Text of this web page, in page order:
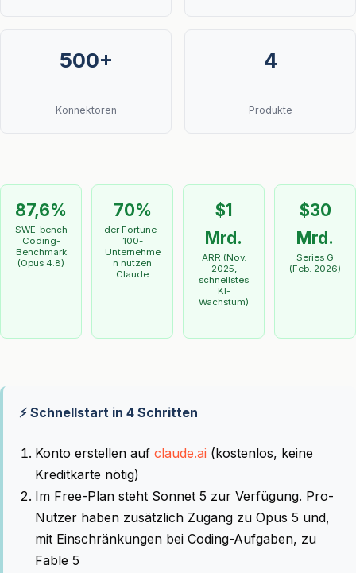
500+
Konnektoren
4
Produkte
87,6%
SWE-bench
Coding-
Benchmark
(Opus 4.8)
70%
der Fortune-
100-
Unternehme
n nutzen
Claude
$1
Mrd.
ARR (Nov.
2025,
schnellstes
KI-
Wachstum)
$30
Mrd.
Series G
(Feb. 2026)
⚡ Schnellstart in 4 Schritten
Konto erstellen auf claude.ai (kostenlos, keine
Kreditkarte nötig)
Im Free-Plan steht Sonnet 5 zur Verfügung. Pro-
Nutzer haben zusätzlich Zugang zu Opus 5 und,
mit Einschränkungen bei Coding-Aufgaben, zu
Fable 5